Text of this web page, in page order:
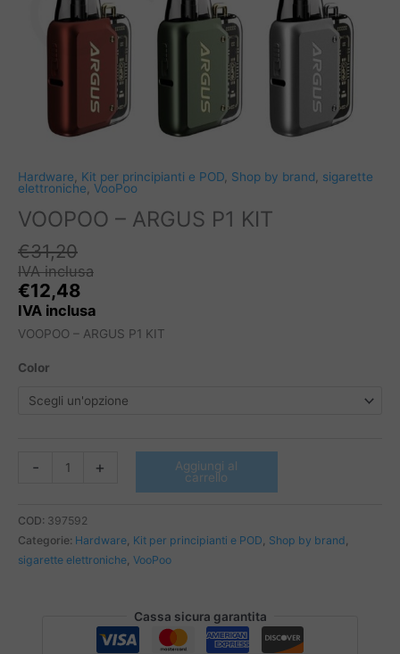
Hardware Kit per principianti e POD Shop by brand
sigarette
elettroniche VooPoo
VOOPOO – ARGUS P1 KIT
€31,20
IVA inclusa
€12,48
IVA inclusa
VOOPOO – ARGUS P1 KIT
Color
-
VOOPOO
P1
KIT
quantità
+
Aggiungi al
carrello
COD: 397592
Categorie: Hardware Kit per principianti e POD Shop by brand
sigarette elettroniche VooPoo
Cassa sicura garantita